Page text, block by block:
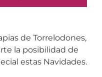
de Torrelodones,
la posibilidad de
estas Navidades.